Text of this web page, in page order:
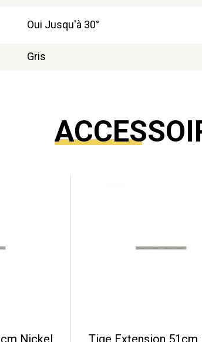
Oui Jusqu'à 30°
Gris
Nickel
Tige Extension 51cm